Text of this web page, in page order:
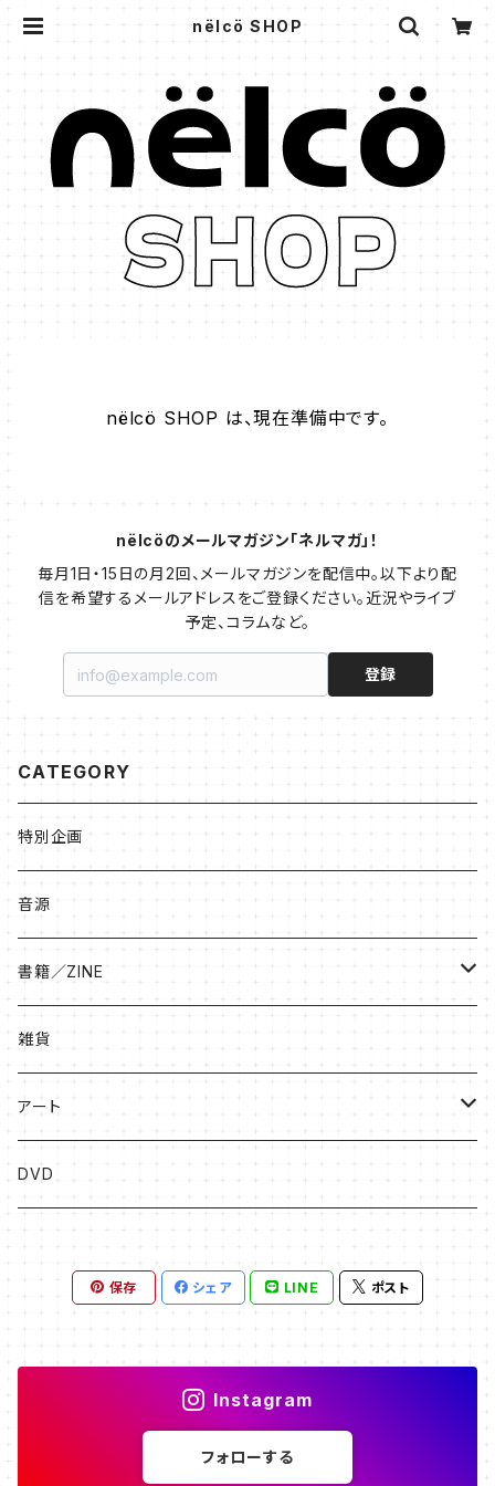
nëlcö SHOP
nëlcö SHOP は、現在準備中です。
nëlcöのメールマガジン「ネルマガ」！
毎月1日・15日の月2回、メールマガジンを配信中。以下より配
信を希望するメールアドレスをご登録ください。近況やライブ
予定、コラムなど。
登録
CATEGORY
特別企画
音源
書籍／ZINE
絵本
ソングブック
漫画
雑貨
アート
版画
フライヤー原画
DVD
保存 シェア LINE ポスト
Instagram
フォローする